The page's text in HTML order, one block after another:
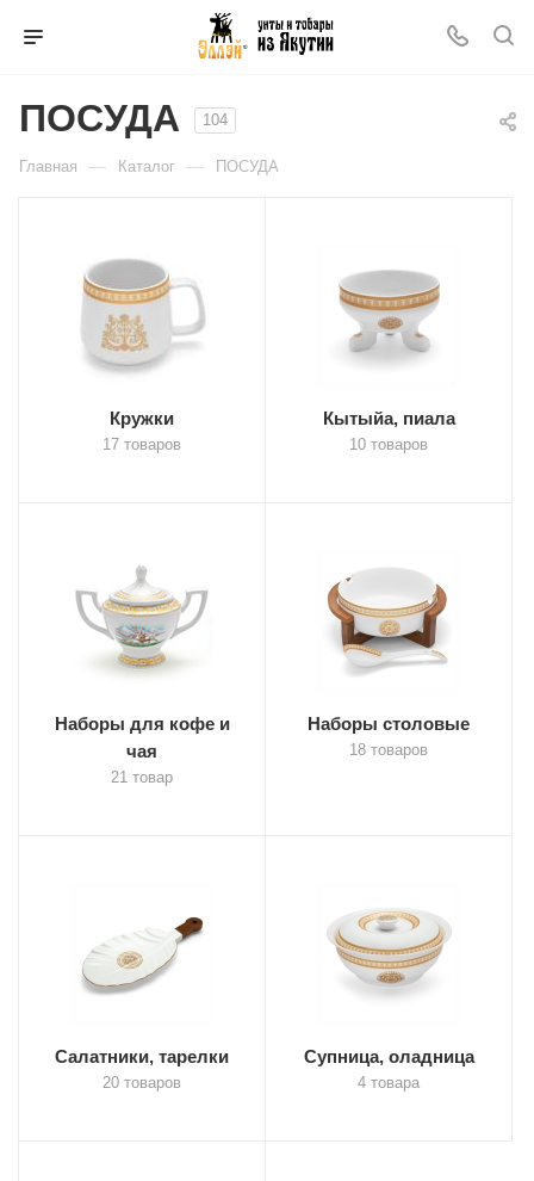
ПОСУДА 104
Главная — Каталог — ПОСУДА
Кружки
17 товаров
Кытыйа, пиала
10 товаров
Наборы для кофе и
чая
21 товар
Наборы столовые
18 товаров
Салатники, тарелки
20 товаров
Супница, оладница
4 товара